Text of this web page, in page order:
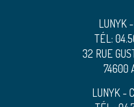
LUNYK
TÉL:
32 RUE
74600
LUNYK -